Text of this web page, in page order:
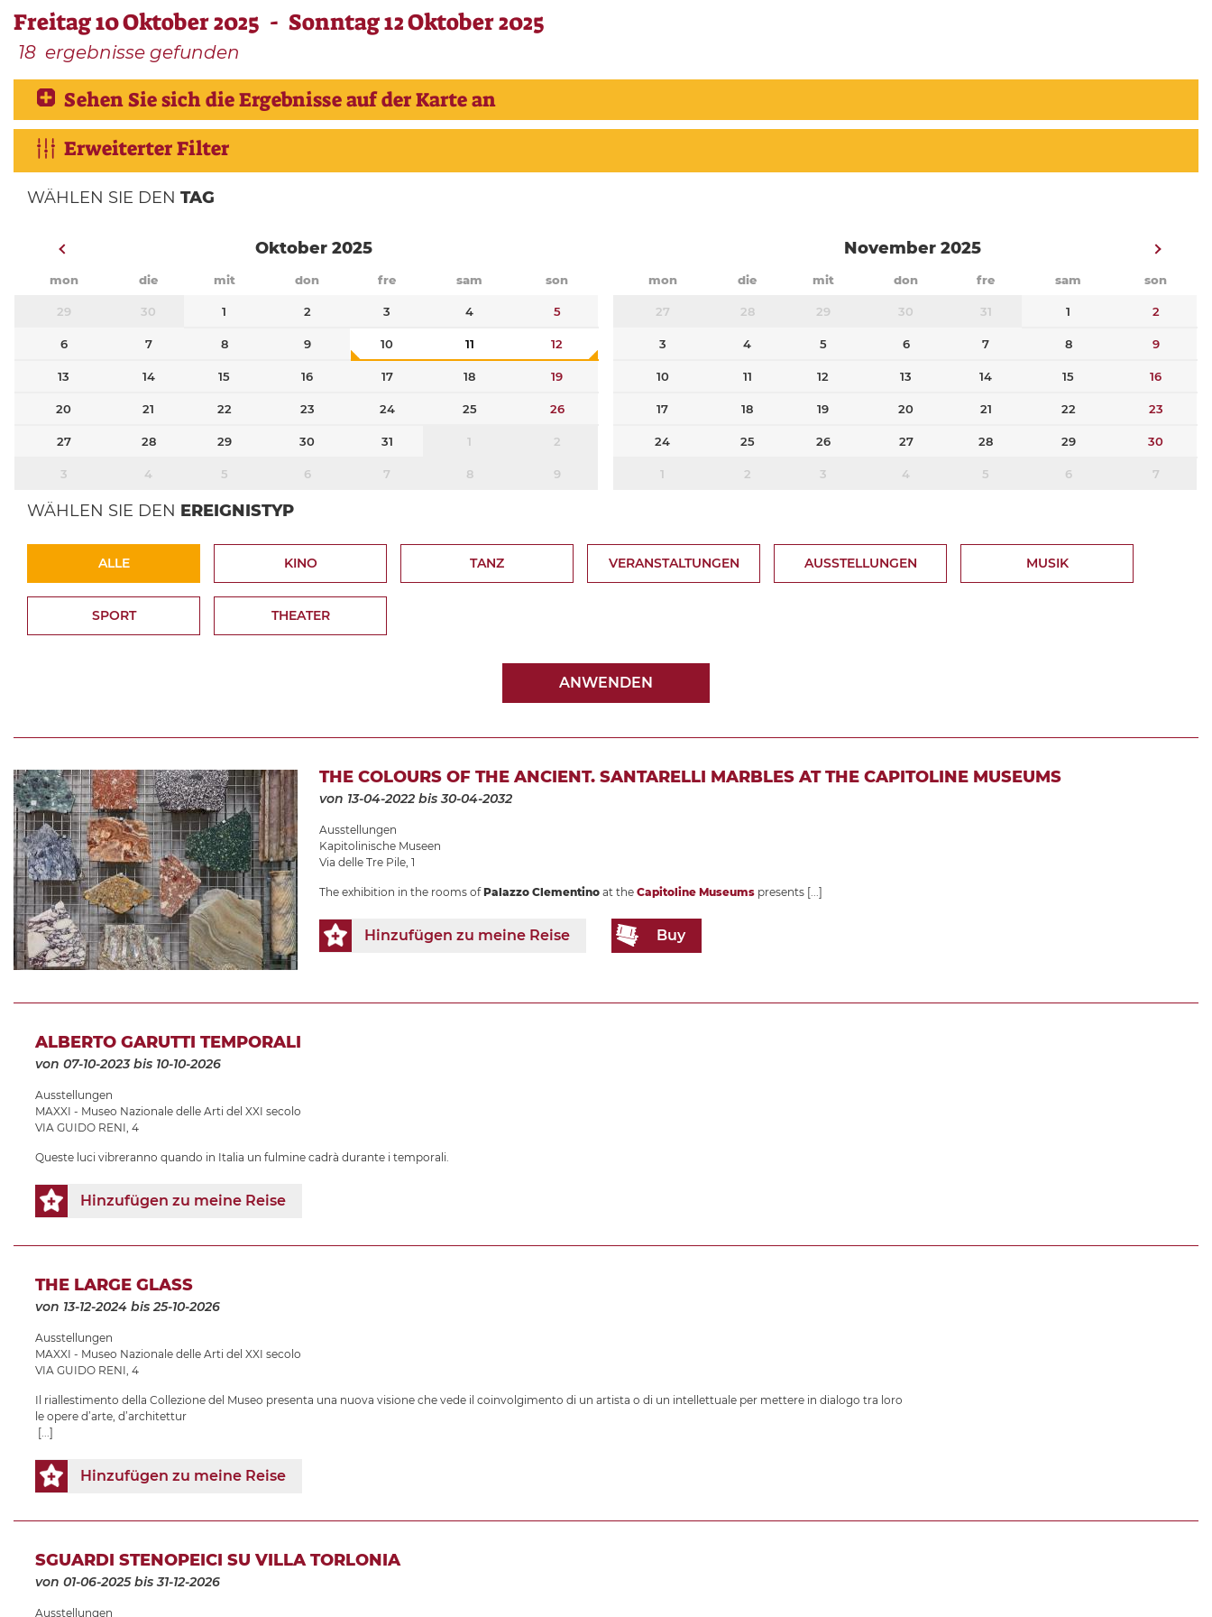
Freitag 10 Oktober 2025 - Sonntag 12 Oktober 2025
18 ergebnisse gefunden
Sehen Sie sich die Ergebnisse auf der Karte an
Erweiterter Filter
WÄHLEN SIE DEN TAG
Oktober 2025
mon die mit don fre sam son
29 30 1 2 3 4 5
6 7 8 9 10 11 12
13 14 15 16 17 18 19
20 21 22 23 24 25 26
27 28 29 30 31 1 2
3 4 5 6 7 8 9
November 2025
mon die mit don fre sam son
27 28 29 30 31 1 2
3 4 5 6 7 8 9
10 11 12 13 14 15 16
17 18 19 20 21 22 23
24 25 26 27 28 29 30
1 2 3 4 5 6 7
WÄHLEN SIE DEN EREIGNISTYP
ALLE KINO TANZ VERANSTALTUNGEN AUSSTELLUNGEN MUSIK
SPORT THEATER
ANWENDEN
THE COLOURS OF THE ANCIENT. SANTARELLI MARBLES AT THE CAPITOLINE MUSEUMS
von 13-04-2022 bis 30-04-2032
Ausstellungen
Kapitolinische Museen
Via delle Tre Pile, 1
The exhibition in the rooms ofPalazzo Clementino at the Capitoline Museums presents [...]
Hinzufügen zu meine Reise Buy
ALBERTO GARUTTI TEMPORALI
von 07-10-2023bis 10-10-2026
Ausstellungen
MAXXI - Museo Nazionale delle Arti del XXI secolo
VIA GUIDO RENI, 4
Queste luci vibreranno quando in Italia un fulmine cadrà durante i temporali.
Hinzufügen zu meine Reise
THE LARGE GLASS
von 13-12-2024 bis 25-10-2026
Ausstellungen
MAXXI - Museo Nazionale delle Arti del XXI secolo
VIA GUIDO RENI, 4
Il riallestimento della Collezione del Museo presenta una nuova visione che vede il coinvolgimento di un artista o di un intellettuale per mettere in dialogo tra loro
le opere d’arte, d’architettur
[...]
Hinzufügen zu meine Reise
SGUARDI STENOPEICI SU VILLA TORLONIA
von 01-06-2025bis 31-12-2026
Ausstellungen